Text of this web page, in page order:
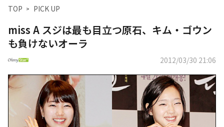
TOP PICK UP
miss A スジは最も目立つ原石、キム・ゴウン
も負けないオーラ
2012/03/30 21:06